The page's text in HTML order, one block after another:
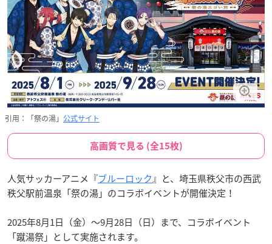
引用：「祭の湯」 公式サイト
高画質で見る (全15枚)
人気サッカーアニメ『ブルーロック』と、埼玉県秩父市の西武
秩父駅前温泉「祭の湯」のコラボイベントが開催決定！
2025年8月1日（金）〜9月28日（日）まで、コラボイベント
「蹴湯祭」として実施されます。